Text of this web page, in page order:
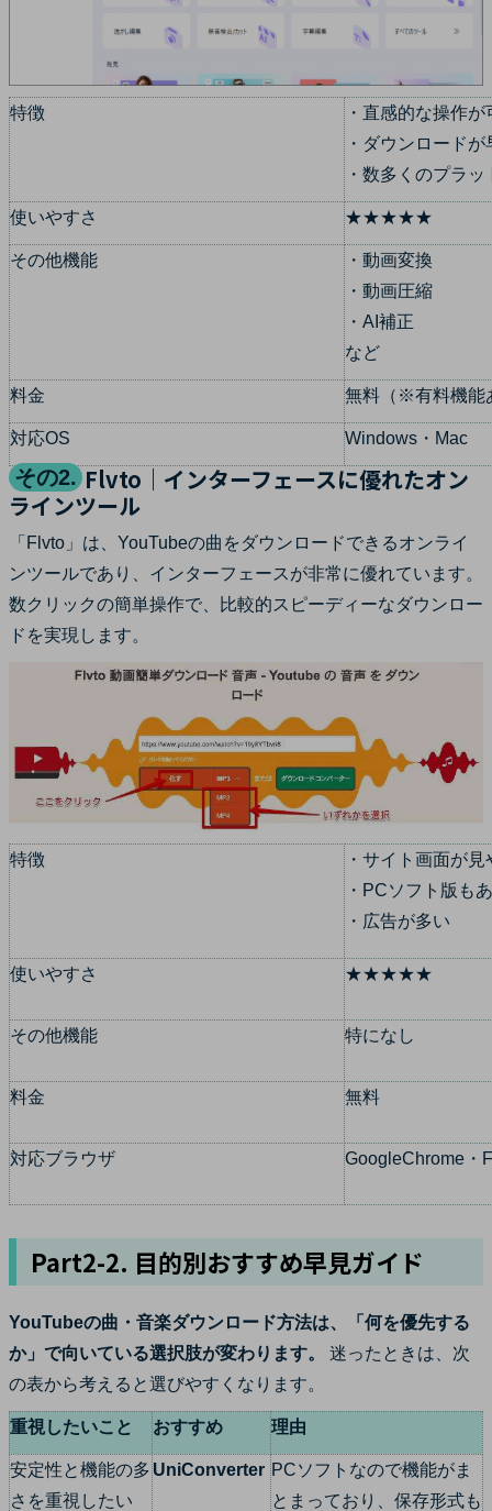
特徴
・直感的な操作が
・ダウンロードが
・数多くのプラ
使いやすさ ★★★★★
その他機能
・動画変換
・動画圧縮
・AI補正
など
料金 無料（※有料機能
対応OS Windows・Mac
その2. Flvto｜インターフェースに優れたオン
ラインツール
「Flvto」は、YouTubeの曲をダウンロードできるオンライ
ンツールであり、インターフェースが非常に優れています。
数クリックの簡単操作で、比較的スピーディーなダウンロー
ドを実現します。
特徴
・サイト画面が見
・PCソフト版も
・広告が多い
使いやすさ ★★★★★
その他機能 特になし
料金 無料
対応ブラウザ GoogleChrome・
Part2-2. 目的別おすすめ早見ガイド
YouTubeの曲・音楽ダウンロード方法は、「何を優先する
か」で向いている選択肢が変わります。
迷ったときは、次
の表から考えると選びやすくなります。
重視したいこと おすすめ 理由
安定性と機能の多
さを重視したい
UniConverter PCソフトなので機能がま
とまっており、保存形式も